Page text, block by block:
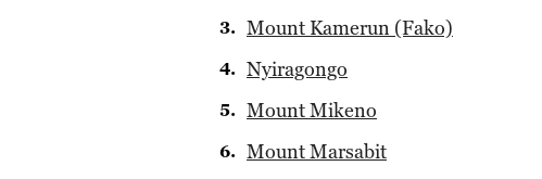
Mount Kamerun (Fako)
Nyiragongo
Mount Mikeno
Mount Marsabit